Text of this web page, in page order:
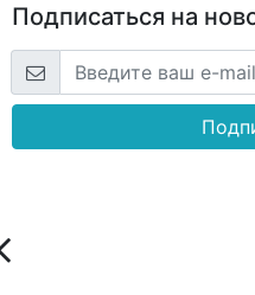
Подписаться на